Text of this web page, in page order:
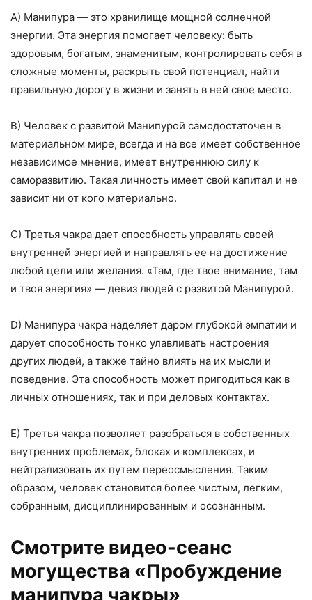
А) Манипура — это хранилище мощной солнечной
энергии. Эта энергия помогает человеку: быть
здоровым, богатым, знаменитым, контролировать себя в
сложные моменты, раскрыть свой потенциал, найти
правильную дорогу в жизни и занять в ней свое место.
B) Человек с развитой Манипурой самодостаточен в
материальном мире, всегда и на все имеет собственное
независимое мнение, имеет внутреннюю силу к
саморазвитию. Такая личность имеет свой капитал и не
зависит ни от кого материально.
C) Третья чакра дает способность управлять своей
внутренней энергией и направлять ее на достижение
любой цели или желания. «Там, где твое внимание, там
и твоя энергия» — девиз людей с развитой Манипурой.
D) Манипура чакра наделяет даром глубокой эмпатии и
дарует способность тонко улавливать настроения
других людей, а также тайно влиять на их мысли и
поведение. Эта способность может пригодиться как в
личных отношениях, так и при деловых контактах.
E) Третья чакра позволяет разобраться в собственных
внутренних проблемах, блоках и комплексах, и
нейтрализовать их путем переосмысления. Таким
образом, человек становится более чистым, легким,
собранным, дисциплинированным и осознанным.
Смотрите видео-сеанс
могущества «Пробуждение
манипура чакры»